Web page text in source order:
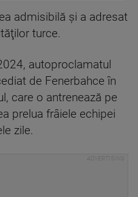
admisibilă şi a adresat
turce.
autoproclamatul
de Fenerbahce în
care o antrenează pe
prelua frâiele echipei
zile.